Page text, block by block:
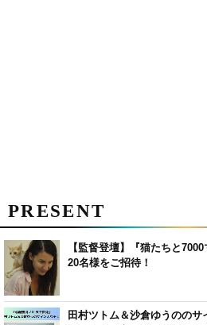
PRESENT
【監督登壇】『猫たちと
20名様をご招待！
田村ツトム＆沙倉ゆうのの